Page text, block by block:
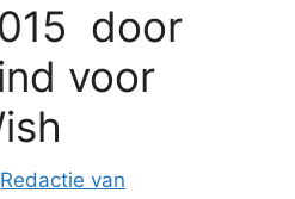
door
voor
Redactie van